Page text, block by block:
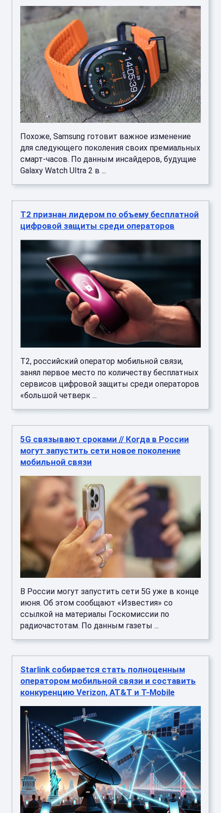
Похоже, Samsung готовит важное изменение
для следующего поколения своих премиальных
смарт-часов. По данным инсайдеров, будущие
Galaxy Watch Ultra 2 в ...
Т2 признан лидером по объему бесплатной
цифровой защиты среди операторов
Т2, российский оператор мобильной связи,
занял первое место по количеству бесплатных
сервисов цифровой защиты среди операторов
«большой четверк ...
5G связывают сроками // Когда в России
могут запустить сети новое поколение
мобильной связи
В России могут запустить сети 5G уже в конце
июня. Об этом сообщают «Известия» со
ссылкой на материалы Госкомиссии по
радиочастотам. По данным газеты ...
Starlink собирается стать полноценным
оператором мобильной связи и составить
конкуренцию Verizon, AT&T и T-Mobile